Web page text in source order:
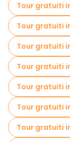
Tour gratuiti
Tour gratuiti
Tour gratuiti
Tour gratuiti
Tour gratuiti
Tour gratuiti
Tour gratuiti